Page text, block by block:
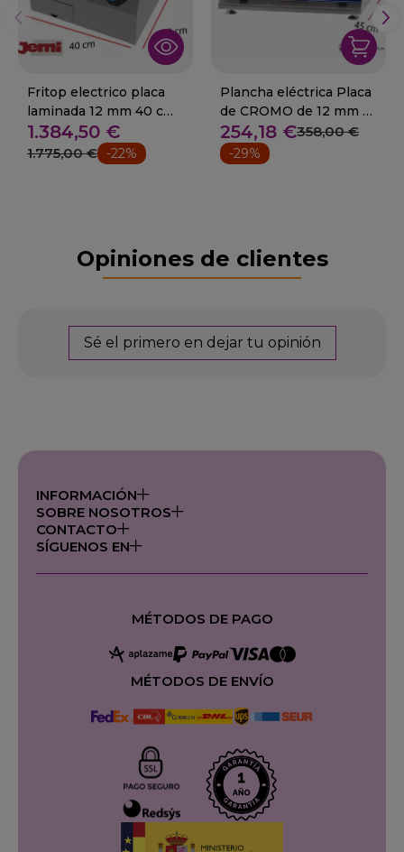
Fritop electrico placa
laminada 12 mm 40 cm.
4.8 Kw
1.384,50 €
1.775,00 € -22%
Plancha eléctrica Placa
de CROMO de 12 mm 2
Kw. 16-PLE-400CD
254,18 €358,00 €
-29%
Opiniones de clientes
Sé el primero en dejar tu opinión
INFORMACIÓN
SOBRE NOSOTROS
CONTACTO
SÍGUENOS EN
MÉTODOS DE PAGO
MÉTODOS DE ENVÍO